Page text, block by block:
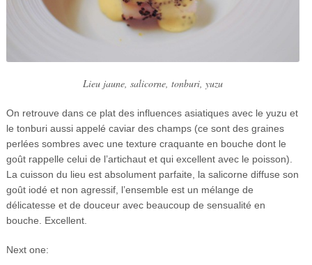
Lieu jaune, salicorne, tonburi, yuzu
On retrouve dans ce plat des influences asiatiques avec le yuzu et
le tonburi aussi appelé caviar des champs (ce sont des graines
perlées sombres avec une texture craquante en bouche dont le
goût rappelle celui de l’artichaut et qui excellent avec le poisson).
La cuisson du lieu est absolument parfaite, la salicorne diffuse son
goût iodé et non agressif, l’ensemble est un mélange de
délicatesse et de douceur avec beaucoup de sensualité en
bouche. Excellent.
Next one: